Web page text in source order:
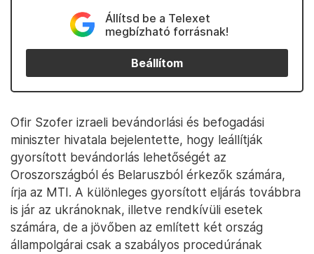
Állítsd be a Telexet
megbízható forrásnak!
Beállítom
Ofir Szofer izraeli bevándorlási és befogadási
miniszter hivatala bejelentette, hogy leállítják
gyorsított bevándorlás lehetőségét az
Oroszországból és Belaruszból érkezők számára,
írja az MTI. A különleges gyorsított eljárás továbbra
is jár az ukránoknak, illetve rendkívüli esetek
számára, de a jövőben az említett két ország
állampolgárai csak a szabályos procedúrának